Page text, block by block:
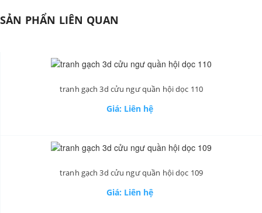
SẢN PHẨN LIÊN QUAN
tranh gạch 3d cửu ngư quần hội dọc 110
Giá: Liên hệ
tranh gạch 3d cửu ngư quần hội dọc 109
Giá: Liên hệ